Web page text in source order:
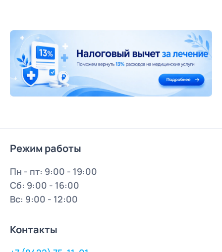
Режим работы
Пн - пт: 9:00 - 19:00
Сб: 9:00 - 16:00
Вс: 9:00 - 12:00
Контакты